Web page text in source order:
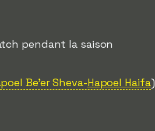
pendant la saison
Be'er Sheva-Hapoel Haifa)